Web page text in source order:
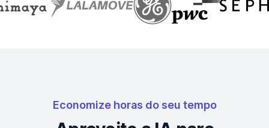
Economize horas do seu tempo